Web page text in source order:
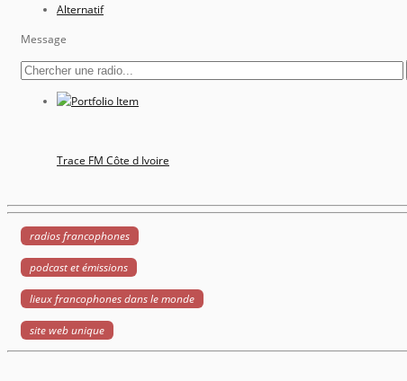
Alternatif
Message
Trace FM Côte d Ivoire
radios francophones
podcast et émissions
lieux francophones dans le monde
site web unique